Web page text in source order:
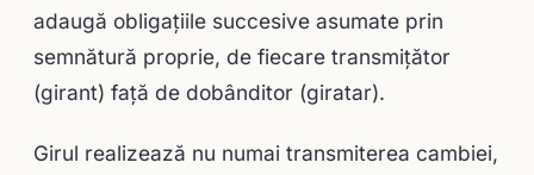
adaugă obligaţiile succesive asumate prin
semnătură proprie, de fiecare transmiţător
(girant) faţă de dobânditor (giratar).
Girul realizează nu numai transmiterea cambiei,